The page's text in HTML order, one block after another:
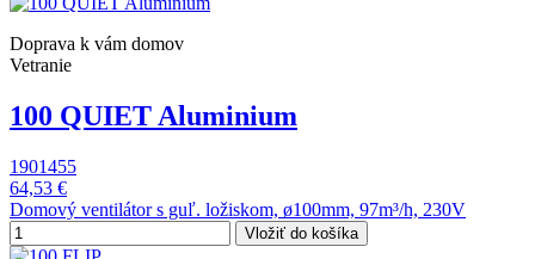
Doprava k vám domov
Vetranie
100 QUIET Aluminium
1901455
64,53 €
Domový ventilátor s guľ. ložiskom, ø100mm, 97m³/h, 230V
Vložiť do košíka